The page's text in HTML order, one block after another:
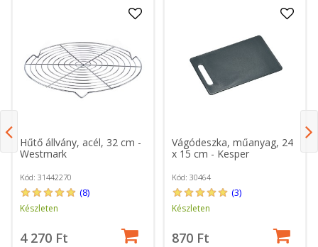
Hűtő állvány, acél, 32 cm -
Westmark
Kód: 31442270
(8)
Készleten
4 270 Ft
Vágódeszka, műanyag, 24
x 15 cm - Kesper
Kód: 30464
(3)
Készleten
870 Ft